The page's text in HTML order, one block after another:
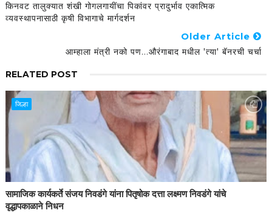
किनवट तालुक्यात शंखी गोगलगायींचा पिकांवर प्रादुर्भाव एकात्मिक
व्यवस्थापनासाठी कृषी विभागाचे मार्गदर्शन
Older Article
आम्हाला मंत्री नको पण...औरंगाबाद मधील 'त्या' बॅनरची चर्चा
RELATED POST
जिल्हा
सामाजिक कार्यकर्ते संजय निवडंगे यांना पितृषोक दत्ता लक्ष्मण निवडंगे यांचे
वृद्धापकाळाने निधन